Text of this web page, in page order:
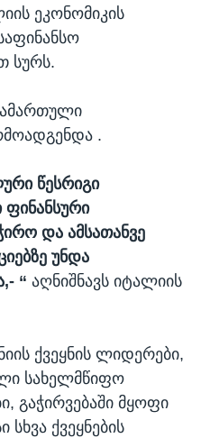
ეკონომიკის
სურს.
.
წესრიგი
და ამსათანვე
უნდა
“ აღნიშნავს იტალიის
ქვეყნის ლიდერები,
სახელმწიფო
გაჭირვებაში მყოფი
სხვა ქვეყნების